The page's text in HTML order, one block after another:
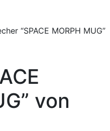
“SPACE MORPH MUG”
von